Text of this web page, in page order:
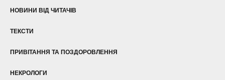
НОВИНИ ВІД ЧИТАЧІВ
ТЕКСТИ
ПРИВІТАННЯ ТА ПОЗДОРОВЛЕННЯ
НЕКРОЛОГИ